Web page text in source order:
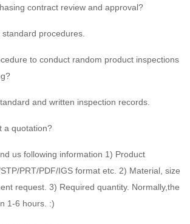
contract review and approval?
procedures.
to conduct random product inspections
and written inspection records.
a quotation?
us following information 1) Product
PRT/PDF/IGS format etc. 2) Material, size
request. 3) Required quantity. Normally,the
1-6 hours. :)